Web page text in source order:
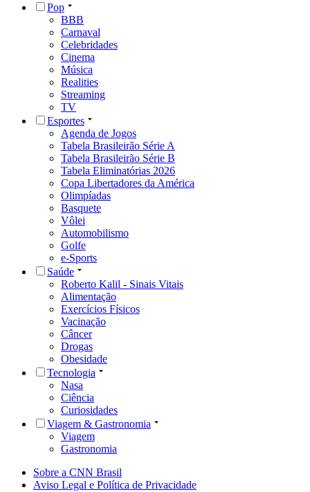
Pop
BBB
Carnaval
Celebridades
Cinema
Música
Realities
Streaming
TV
Esportes
Agenda de Jogos
Tabela Brasileirão Série A
Tabela Brasileirão Série B
Tabela Eliminatórias 2026
Copa Libertadores da América
Olimpíadas
Basquete
Vôlei
Automobilismo
Golfe
e-Sports
Saúde
Roberto Kalil - Sinais Vitais
Alimentação
Exercícios Físicos
Vacinação
Câncer
Drogas
Obesidade
Tecnologia
Nasa
Ciência
Curiosidades
Viagem & Gastronomia
Viagem
Gastronomia
Sobre a CNN Brasil
Aviso Legal e Política de Privacidade